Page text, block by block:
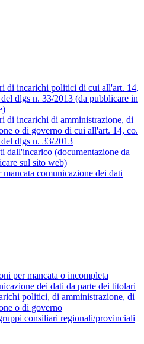
di incarichi politici di cui all'art. 14,
dlgs n. 33/2013 (da pubblicare in
di incarichi di amministrazione, di
o di governo di cui all'art. 14, co.
dlgs n. 33/2013
dall'incarico (documentazione da
sul sito web)
mancata comunicazione dei dati
per mancata o incompleta
dei dati da parte dei titolari
politici, di amministrazione, di
o di governo
consiliari regionali/provinciali